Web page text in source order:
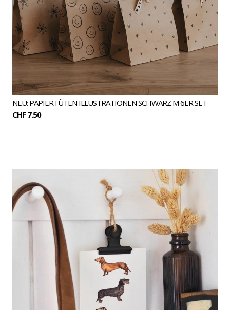
NEU: PAPIERTÜTEN ILLUSTRATIONEN SCHWARZ M 6ER SET
CHF 7.50